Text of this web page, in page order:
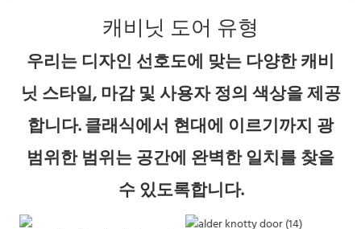
캐비닛 도어 유형
우리는 디자인 선호도에 맞는 다양한 캐비
닛 스타일, 마감 및 사용자 정의 색상을 제공
합니다. 클래식에서 현대에 이르기까지 광
범위한 범위는 공간에 완벽한 일치를 찾을
수 있도록합니다.